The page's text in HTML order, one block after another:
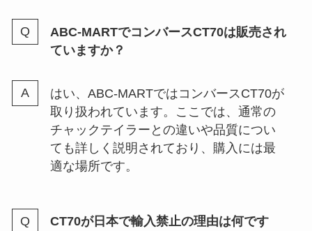
ABC-MARTでコンバースCT70は販売され
ていますか？
はい、ABC-MARTではコンバースCT70が
取り扱われています。ここでは、通常の
チャックテイラーとの違いや品質につい
ても詳しく説明されており、購入には最
適な場所です。
CT70が日本で輸入禁止の理由は何です